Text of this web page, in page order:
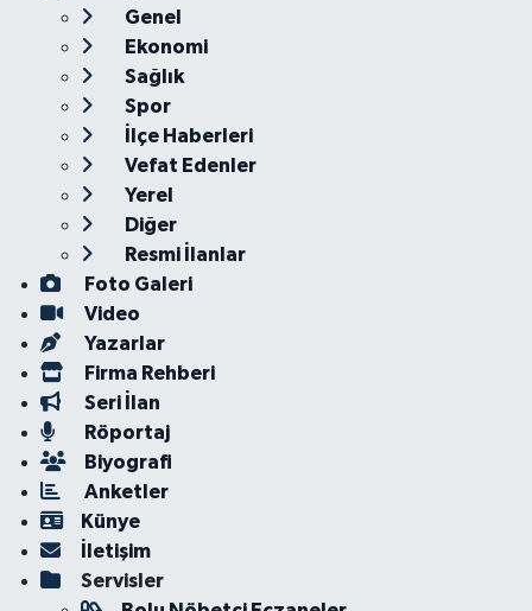
Genel
Ekonomi
Sağlık
Spor
İlçe Haberleri
Vefat Edenler
Yerel
Diğer
Resmi İlanlar
Foto Galeri
Video
Yazarlar
Firma Rehberi
Seri İlan
Röportaj
Biyografi
Anketler
Künye
İletişim
Servisler